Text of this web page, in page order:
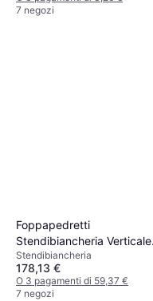
7 negozi
Foppapedretti
Stendibiancheria Verticale
Pieghevole Legno Fino A
Metri - Colore Noce
Stendibiancheria
178,13 €
O 3 pagamenti di 59,37 €
7 negozi